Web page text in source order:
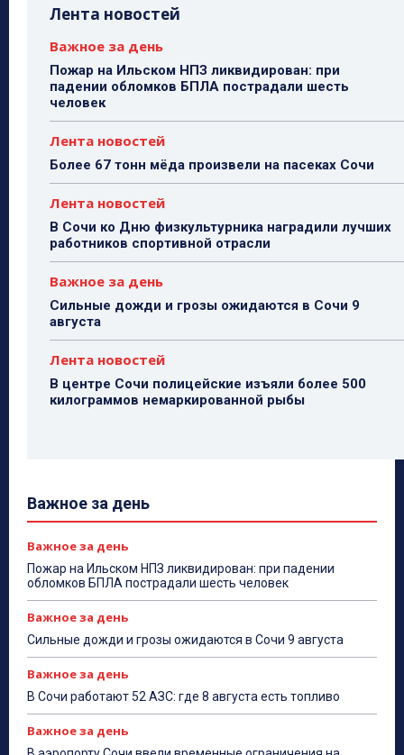
Лента новостей
Важное за день
Пожар на Ильском НПЗ ликвидирован: при
падении обломков БПЛА пострадали шесть
человек
Лента новостей
Более 67 тонн мёда произвели на пасеках Сочи
Лента новостей
В Сочи ко Дню физкультурника наградили лучших
работников спортивной отрасли
Важное за день
Сильные дожди и грозы ожидаются в Сочи 9
августа
Лента новостей
В центре Сочи полицейские изъяли более 500
килограммов немаркированной рыбы
Важное за день
Важное за день
Пожар на Ильском НПЗ ликвидирован: при падении
обломков БПЛА пострадали шесть человек
Важное за день
Сильные дожди и грозы ожидаются в Сочи 9 августа
Важное за день
В Сочи работают 52 АЗС: где 8 августа есть топливо
Важное за день